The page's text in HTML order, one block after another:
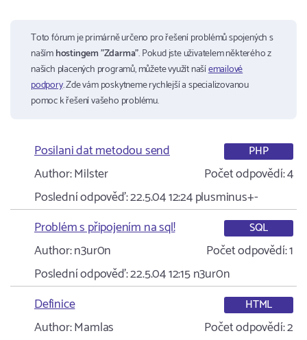
Toto fórum je primárně určeno pro řešení problémů spojených s
našímhostingem "Zdarma". Pokud jste uživatelem některého z
našich placených programů, můžete využít našíemailové
podpory. Zde vám poskytneme rychlejší a specializovanou
pomoc k řešení vašeho problému.
Posilani dat metodou send PHP
Author:Milster Počet odpovědí:4
Poslední odpověď:22.5.04 12:24plusminus+-
Problém s připojením na sql!
SQL
Author:n3ur0n Počet odpovědí:1
Poslední odpověď:22.5.04 12:15n3ur0n
Definice
HTML
Author:Mamlas Počet odpovědí:2